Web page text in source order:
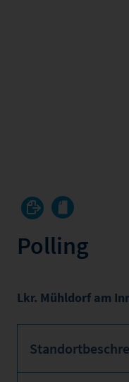
Polling
Lkr. Mühldorf am